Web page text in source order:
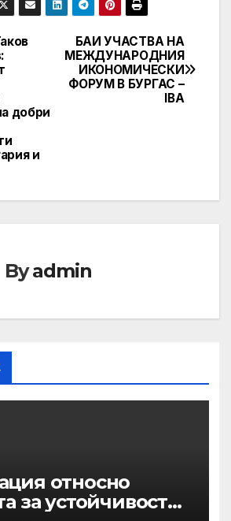
БАИ УЧАСТВА НА
МЕЖДУНАРОДНИЯ
ИКОНОМИЧЕСКИ
ФОРУМ В БУРГАС –
IBA
добри
и
Byadmin
относно
за устойчивост